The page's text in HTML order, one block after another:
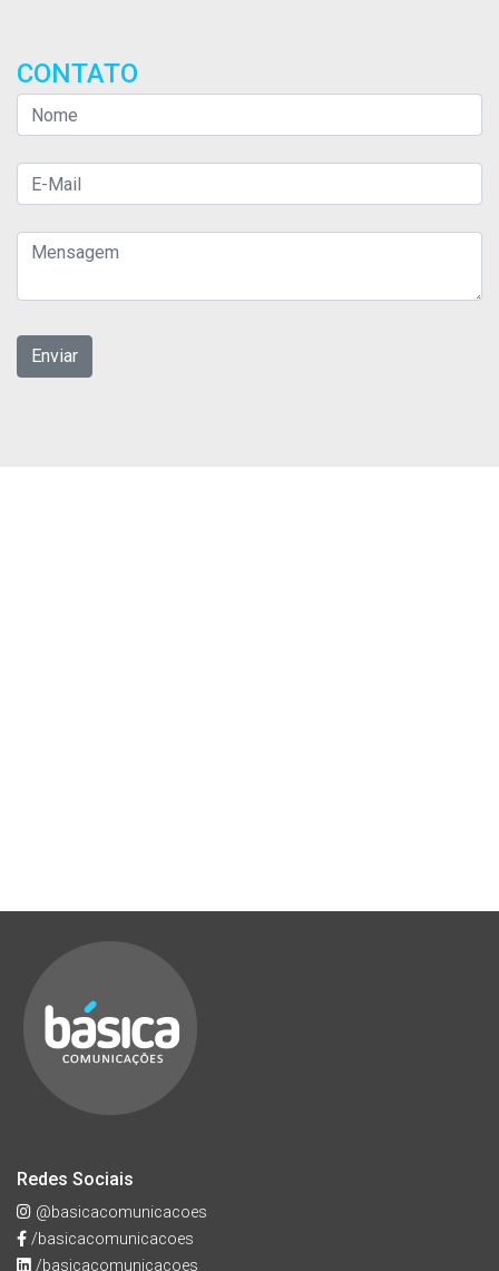
CONTATO
Redes Sociais
@basicacomunicacoes
/basicacomunicacoes
/basicacomunicacoes